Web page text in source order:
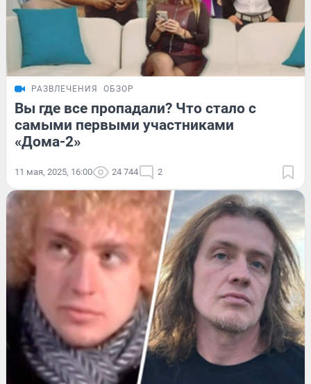
РАЗВЛЕЧЕНИЯ ОБЗОР
Вы где все пропадали? Что стало с
самыми первыми участниками
«Дома-2»
11 мая, 2025, 16:00 24 744 2